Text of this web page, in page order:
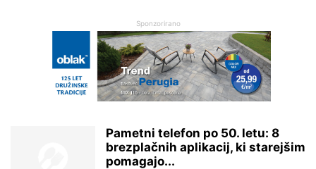
Sponzorirano
Pametni telefon po 50. letu: 8
brezplačnih aplikacij, ki starejšim
pomagajo...